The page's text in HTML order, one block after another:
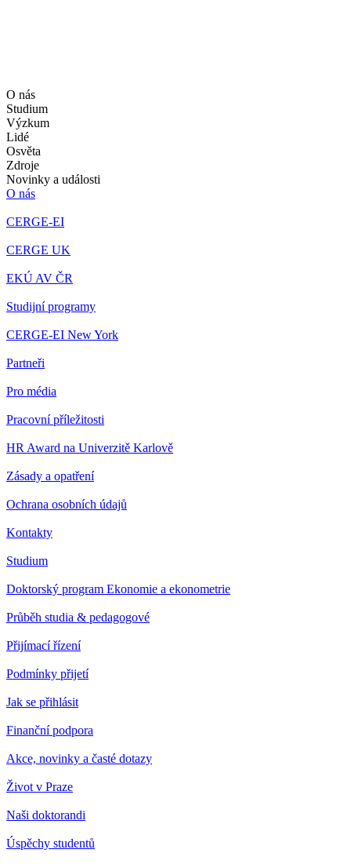
O nás
Studium
Výzkum
Lidé
Osvěta
Zdroje
Novinky a události
O nás
CERGE-EI
CERGE UK
EKÚ AV ČR
Studijní programy
CERGE-EI New York
Partneři
Pro média
Pracovní příležitosti
HR Award na Univerzitě Karlově
Zásady a opatření
Ochrana osobních údajů
Kontakty
Studium
Doktorský program Ekonomie a ekonometrie
Průběh studia & pedagogové
Přijímací řízení
Podmínky přijetí
Jak se přihlásit
Finanční podpora
Akce, novinky a časté dotazy
Život v Praze
Naši doktorandi
Úspěchy studentů